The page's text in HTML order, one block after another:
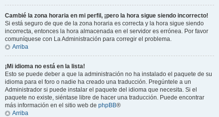
Cambié la zona horaria en mi perfil, ¡pero la hora sigue siendo incorrecto!
Si está seguro de que de la zona horaria es correcta y la hora sigue siendo
incorrecta, entonces la hora almacenada en el servidor es errónea. Por favor
comuníquese con La Administración para corregir el problema.
Arriba
¡Mi idioma no está en la lista!
Esto se puede deber a que la administración no ha instalado el paquete de su
idioma para el foro o nadie ha creado una traducción. Pregúntele a un
Administrador si puede instalar el paquete del idioma que necesita. Si el
paquete no existe, siéntase libre de hacer una traducción. Puede encontrar
más información en el sitio web de phpBB®
Arriba